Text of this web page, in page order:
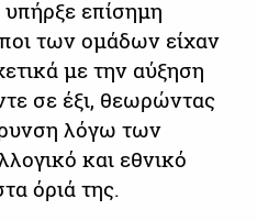
επίσημη
των ομάδων είχαν
με την αύξηση
σε έξι, θεωρώντας
λόγω των
και εθνικό
όριά της.